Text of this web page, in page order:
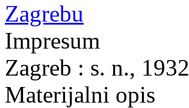
Zagrebu
Impresum
Zagreb : s. n., 1932
Materijalni opis